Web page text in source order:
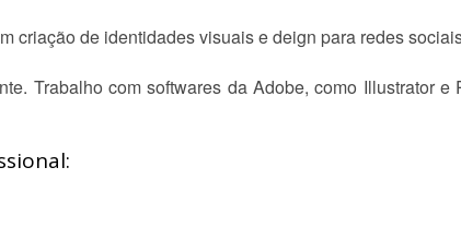
criação de identidades visuais e deign para redes
Trabalho com softwares da Adobe, como Illustrator e